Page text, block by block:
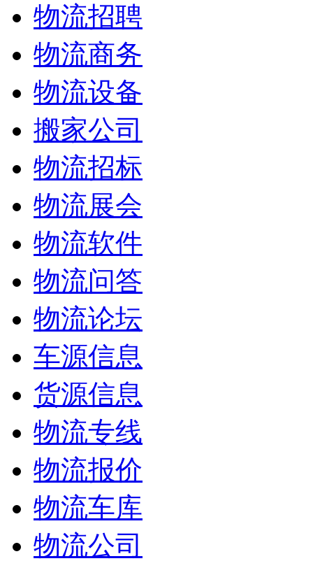
物流招聘
物流商务
物流设备
搬家公司
物流招标
物流展会
物流软件
物流问答
物流论坛
车源信息
货源信息
物流专线
物流报价
物流车库
物流公司